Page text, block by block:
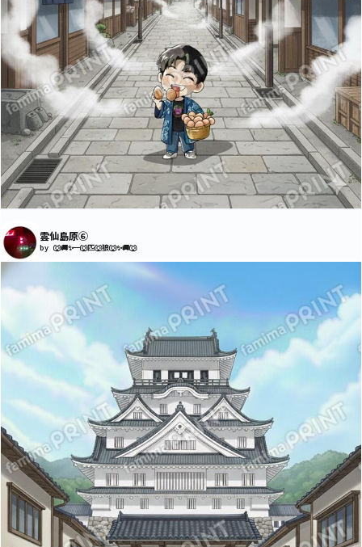
雲仙島原⑥
by 🐺🚚✨一🐺匹🐺狼🐺✨🚚🐺